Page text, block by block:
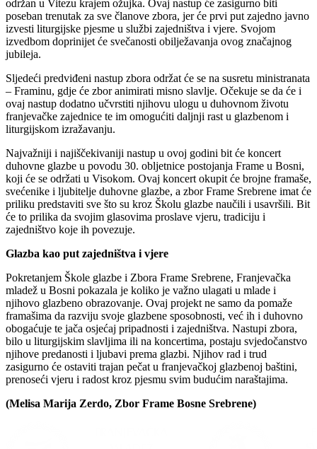
održan u Vitezu krajem ožujka. Ovaj nastup će zasigurno biti
poseban trenutak za sve članove zbora, jer će prvi put zajedno javno
izvesti liturgijske pjesme u službi zajedništva i vjere. Svojom
izvedbom doprinijet će svečanosti obilježavanja ovog značajnog
jubileja.
Sljedeći predviđeni nastup zbora održat će se na susretu ministranata
– Framinu, gdje će zbor animirati misno slavlje. Očekuje se da će i
ovaj nastup dodatno učvrstiti njihovu ulogu u duhovnom životu
franjevačke zajednice te im omogućiti daljnji rast u glazbenom i
liturgijskom izražavanju.
Najvažniji i najiščekivaniji nastup u ovoj godini bit će koncert
duhovne glazbe u povodu 30. obljetnice postojanja Frame u Bosni,
koji će se održati u Visokom. Ovaj koncert okupit će brojne framaše,
svećenike i ljubitelje duhovne glazbe, a zbor Frame Srebrene imat će
priliku predstaviti sve što su kroz Školu glazbe naučili i usavršili. Bit
će to prilika da svojim glasovima proslave vjeru, tradiciju i
zajedništvo koje ih povezuje.
Glazba kao put zajedništva i vjere
Pokretanjem Škole glazbe i Zbora Frame Srebrene, Franjevačka
mladež u Bosni pokazala je koliko je važno ulagati u mlade i
njihovo glazbeno obrazovanje. Ovaj projekt ne samo da pomaže
framašima da razviju svoje glazbene sposobnosti, već ih i duhovno
obogaćuje te jača osjećaj pripadnosti i zajedništva. Nastupi zbora,
bilo u liturgijskim slavljima ili na koncertima, postaju svjedočanstvo
njihove predanosti i ljubavi prema glazbi. Njihov rad i trud
zasigurno će ostaviti trajan pečat u franjevačkoj glazbenoj baštini,
prenoseći vjeru i radost kroz pjesmu svim budućim naraštajima.
(Melisa Marija Zerdo, Zbor Frame Bosne Srebrene)